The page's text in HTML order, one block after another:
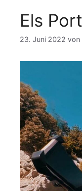
Els
23. Juni 2022 von